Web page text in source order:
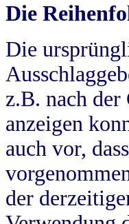
Die
Die
z.B. nach
anzeigen
auch vor,
der